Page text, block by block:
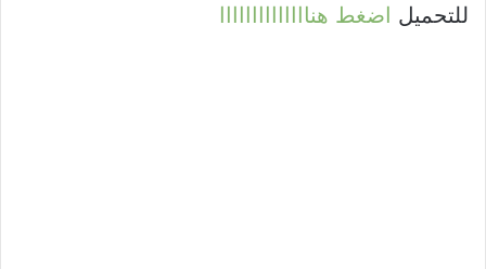
للتحميل اضغط هناااااااااااااا